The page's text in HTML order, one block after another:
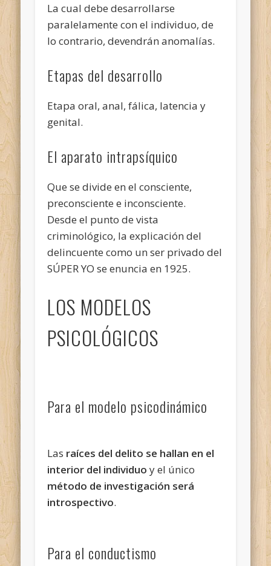
La cual debe desarrollarse
paralelamente con el individuo, de
lo contrario, devendrán anomalías.
Etapas del desarrollo
Etapa oral, anal, fálica, latencia y
genital.
El aparato intrapsíquico
Que se divide en el consciente,
preconsciente e inconsciente.
Desde el punto de vista
criminológico, la explicación del
delincuente como un ser privado del
SÚPER YO se enuncia en 1925.
LOS MODELOS
PSICOLÓGICOS
Para el modelo psicodinámico
Las raíces del delito se hallan en el
interior del individuo y el único
método de investigación será
introspectivo.
Para el conductismo